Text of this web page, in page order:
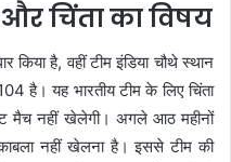
और चिंता का विषय
किया है, वहीं टीम इंडिया चौथे स्थान
है। यह भारतीय टीम के लिए चिंता
मैच नहीं खेलेगी। अगले आठ महीनों
नहीं खेलना है। इससे टीम की